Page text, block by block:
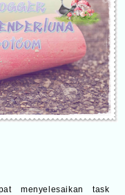
menyelesaikan task